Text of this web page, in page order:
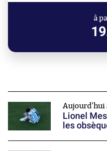
à
Aujourd'hui
Lionel
les